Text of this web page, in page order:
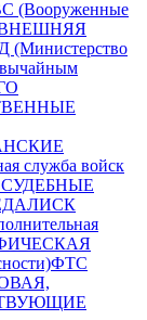
(Вооруженные
(Министерство
служба войск
СК
ФТС